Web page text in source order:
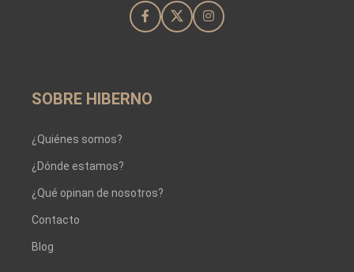
SOBRE HIBERNO
¿Quiénes somos?
¿Dónde estamos?
¿Qué opinan de nosotros?
Contacto
Blog